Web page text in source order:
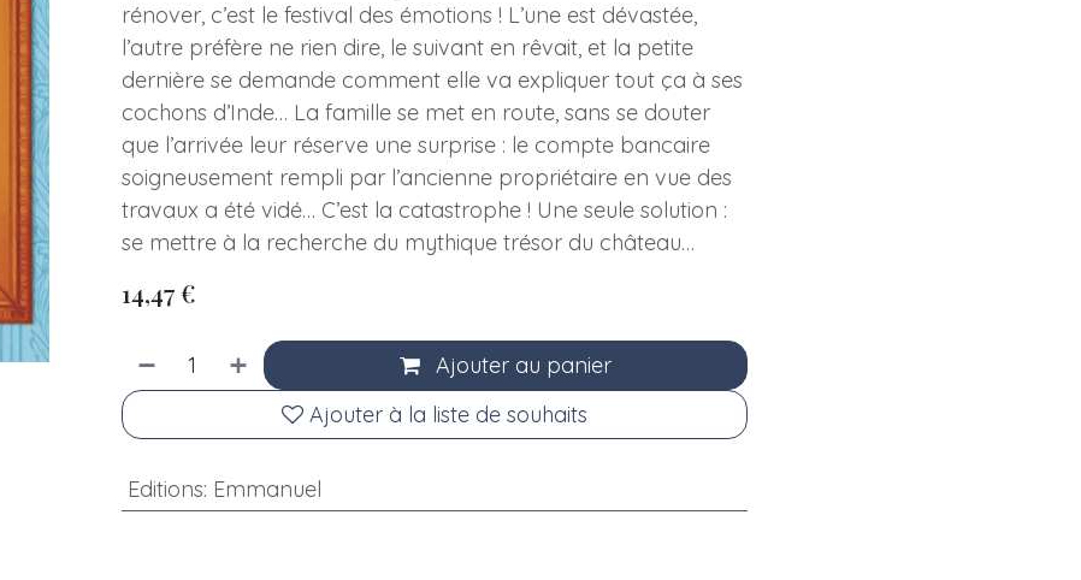
rénover, c’est le festival des émotions ! L’une est dévastée,
l’autre préfère ne rien dire, le suivant en rêvait, et la petite
dernière se demande comment elle va expliquer tout ça à ses
cochons d’Inde… La famille se met en route, sans se douter
que l’arrivée leur réserve une surprise : le compte bancaire
soigneusement rempli par l’ancienne propriétaire en vue des
travaux a été vidé… C’est la catastrophe ! Une seule solution :
se mettre à la recherche du mythique trésor du château…
14,47€
Ajouter au panier
Ajouter à la liste de souhaits
Editions: Emmanuel